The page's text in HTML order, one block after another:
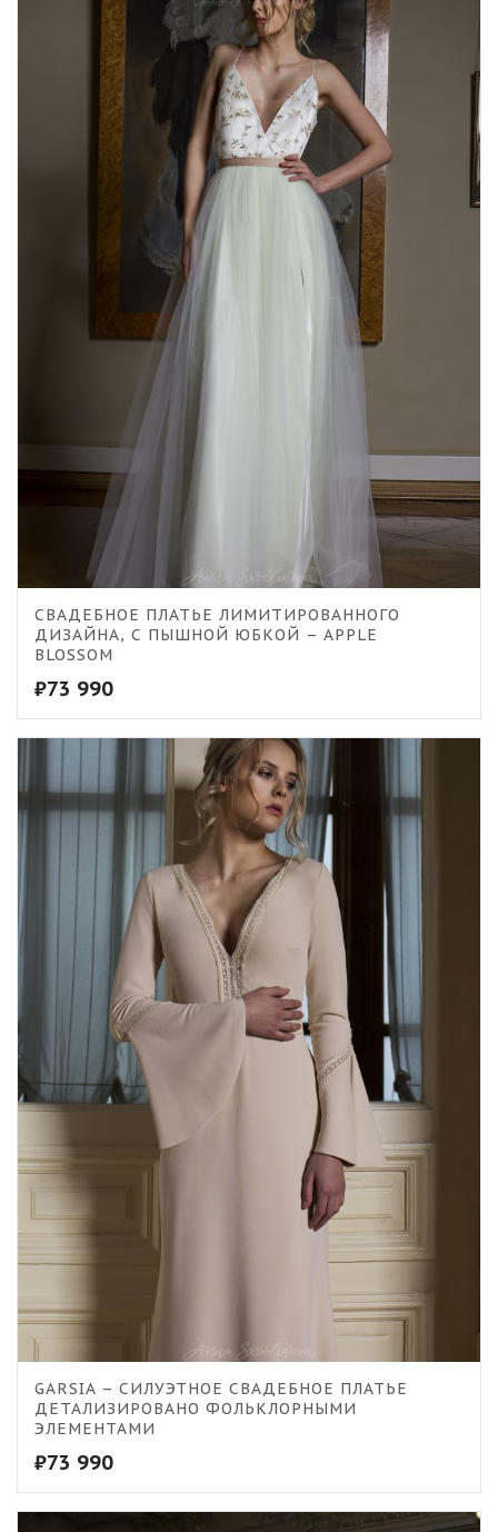
СВАДЕБНОЕ ПЛАТЬЕ ЛИМИТИРОВАННОГО
ДИЗАЙНА, С ПЫШНОЙ ЮБКОЙ – APPLE
BLOSSOM
₽73 990
GARSIA – СИЛУЭТНОЕ СВАДЕБНОЕ ПЛАТЬЕ
ДЕТАЛИЗИРОВАНО ФОЛЬКЛОРНЫМИ
ЭЛЕМЕНТАМИ
₽73 990